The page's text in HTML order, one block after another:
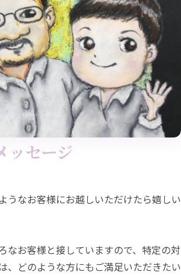
ッセージ
うなお客様にお越しいただけたら嬉しい
なお客様と接していますので、特定の対
、どのような方にもご満足いただきたい